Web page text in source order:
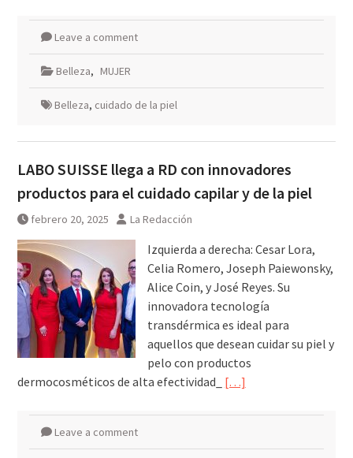
Leave a comment
Belleza, MUJER
Belleza, cuidado de la piel
LABO SUISSE llega a RD con innovadores
productos para el cuidado capilar y de la piel
febrero 20, 2025 La Redacción
Izquierda a derecha: Cesar Lora,
Celia Romero, Joseph Paiewonsky,
Alice Coin, y José Reyes. Su
innovadora tecnología
transdérmica es ideal para
aquellos que desean cuidar su piel y
pelo con productos
dermocosméticos de alta efectividad_ […]
Leave a comment